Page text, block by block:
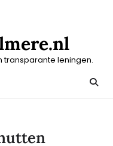
transparante leningen.